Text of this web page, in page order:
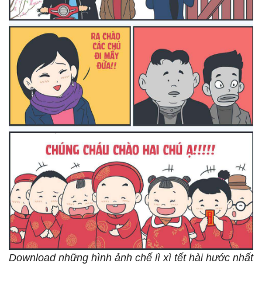
Download những hình ảnh chế lì xì tết hài hước nhất